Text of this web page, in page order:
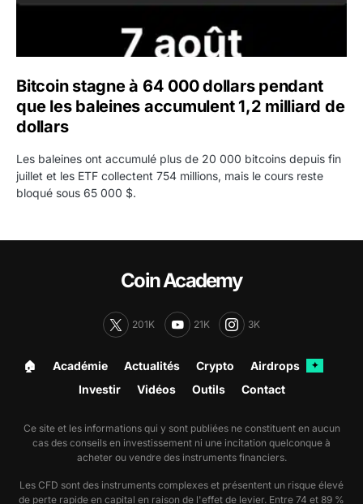
Bitcoin stagne à 64 000 dollars pendant
que les baleines accumulent 1,2 milliard de
dollars
Les baleines ont accumulé plus de 20 000 bitcoins depuis fin
juillet et les ETF collectent 754 millions, mais le cours reste
bloqué sous 65 000 $.
Coin Academy
201K 21K 3K
🏠︎ Académie Actualités Crypto Airdrops ✦
Investir Vidéos Outils Contact
Ce site et les informations qui y sont publiées ne constituent en aucun
cas des conseils en investissement ni une incitation quelconque à
acheter ou vendre des instruments financiers.
Les CFD sont des instruments complexes et présentent un risque élevé
de perte rapide en capital en raison de l'effet de levier. Entre 74 et 89 %